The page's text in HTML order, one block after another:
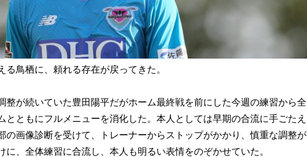
鳥栖に、頼れる存在が戻ってきた。
が続いていた豊田陽平だがホーム最終戦を前にした今週の練習から全
とともにフルメニューを消化した。本人としては早期の合流に手ごたえ
の画像診断を受けて、トレーナーからストップがかかり、慎重な調整が
に、全体練習に合流し、本人も明るい表情をのぞかせていた。